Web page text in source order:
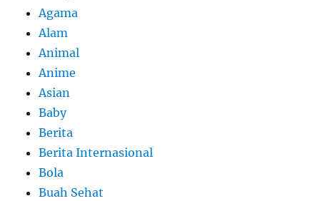
Agama
Alam
Animal
Anime
Asian
Baby
Berita
Berita Internasional
Bola
Buah Sehat